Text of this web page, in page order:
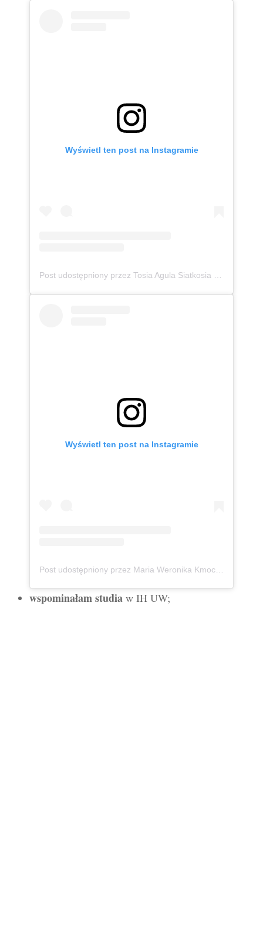
Wyświetl ten post na Instagramie
Wyświetl ten post na Instagramie
Post udostępniony przez Maria Weronika Kmoch 🦄 Kurpianka w wielkim świecie (@mwkmoch)
wspominałam studiaw IH UW;